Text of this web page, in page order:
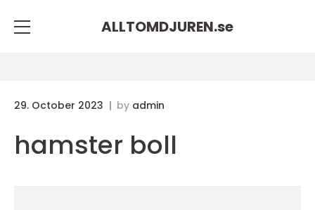
ALLTOMDJUREN.se
29. October 2023 by admin
hamster boll